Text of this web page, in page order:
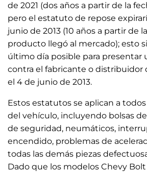
de 2021 (dos años a partir de la
pero el estatuto de repose
junio de 2013 (10 años a partir de
producto llegó al mercado); esto
último día posible para presentar
contra el fabricante o distribuidor
el 4 de junio de 2013.
Estos estatutos se aplican a
del vehículo, incluyendo bolsas
de seguridad, neumáticos,
encendido, problemas de
todas las demás piezas
Dado que los modelos Chevy Bolt